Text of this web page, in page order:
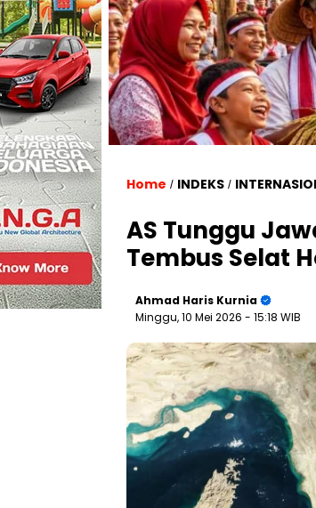
Home / INDEKS /
AS Tunggu
Tembus Selat
Ahmad Haris Kurnia
Minggu, 10 Mei 2026 - 15:18 WIB